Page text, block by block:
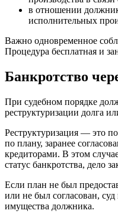
в отношении
исполнительных
Важно одновременное
Процедура бесплатная и
Банкротство
При судебном порядке
реструктуризации долга
Реструктуризация — это
по плану, заранее
кредиторами. В этом
статус банкротства, дело
Если план не был
или не был согласован,
имущества должника.